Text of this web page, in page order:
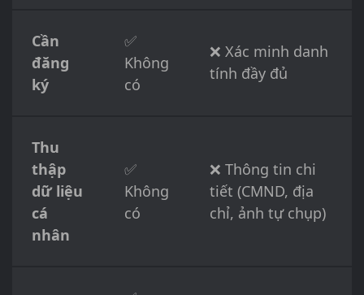
Cần
đăng
ký
✅
Không
có
❌ Xác minh danh
tính đầy đủ
Thu
thập
dữ liệu
cá
nhân
✅
Không
có
❌ Thông tin chi
tiết (CMND, địa
chỉ, ảnh tự chụp)